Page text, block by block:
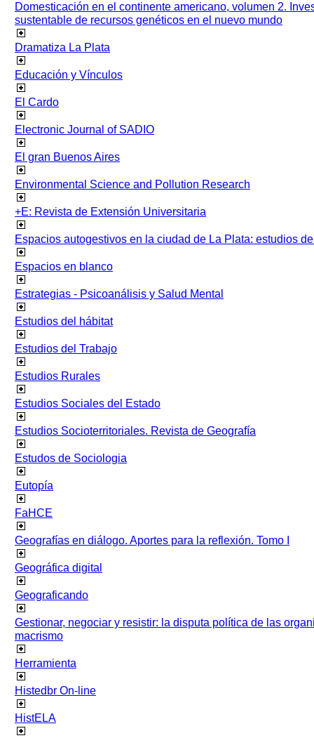
Domesticación en el continente americano, volumen 2.
sustentable de recursos genéticos en el nuevo mundo
Dramatiza La Plata
Educación y Vínculos
El Cardo
Electronic Journal of SADIO
El gran Buenos Aires
Environmental Science and Pollution Research
+E: Revista de Extensión Universitaria
Espacios autogestivos en la ciudad de La Plata: estudios
Espacios en blanco
Estrategias - Psicoanálisis y Salud Mental
Estudios del hábitat
Estudios del Trabajo
Estudios Rurales
Estudios Sociales del Estado
Estudios Socioterritoriales. Revista de Geografía
Estudos de Sociologia
Eutopía
FaHCE
Geografías en diálogo. Aportes para la reflexión. Tomo I
Geográfica digital
Geograficando
Gestionar, negociar y resistir: la disputa política de las
macrismo
Herramienta
Histedbr On-line
HistELA